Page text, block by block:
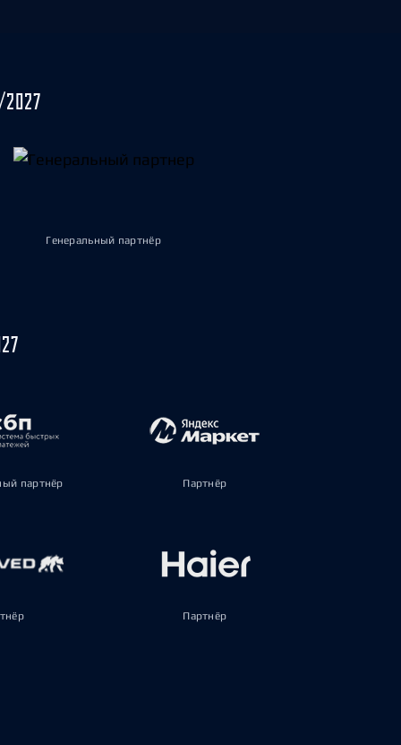
Генеральный партнёр
партнёр Партнёр
Партнёр